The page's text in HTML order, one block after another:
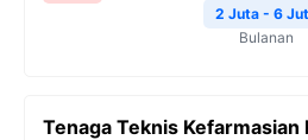
2 Juta - 6
Bulanan
Tenaga Teknis Kefarmasian